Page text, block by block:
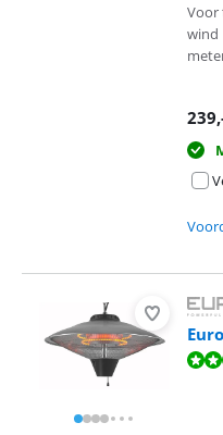
Voor
wind
239
Beoordeling is 9,3 van de 10,